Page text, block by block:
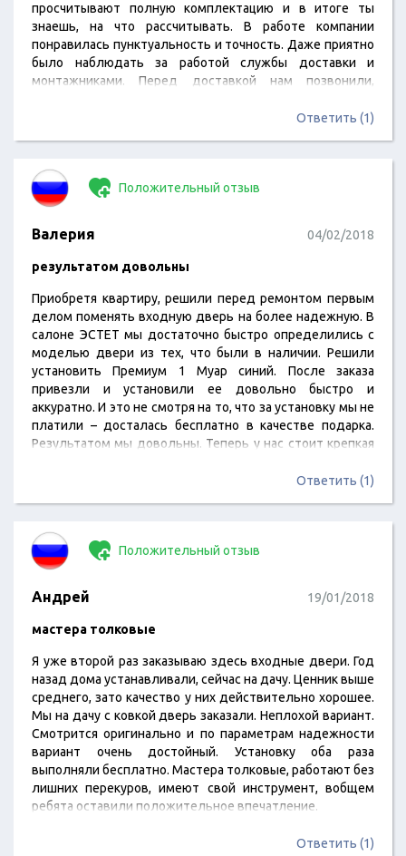
просчитывают полную комплектацию и в итоге ты
знаешь, на что рассчитывать. В работе компании
понравилась пунктуальность и точность. Даже приятно
было наблюдать за работой службы доставки и
монтажниками. Перед доставкой нам позвонили,
готовишь себя к множеству проблем, это ведь ремонт))
Ответить (1)
Положительный отзыв
Валерия 04/02/2018
результатом довольны
Приобретя квартиру, решили перед ремонтом первым
делом поменять входную дверь на более надежную. В
салоне ЭСТЕТ мы достаточно быстро определились с
моделью двери из тех, что были в наличии. Решили
установить Премиум 1 Муар синий. После заказа
привезли и установили ее довольно быстро и
аккуратно. И это не смотря на то, что за установку мы не
платили – досталась бесплатно в качестве подарка.
Результатом мы довольны. Теперь у нас стоит крепкая
Ответить (1)
Положительный отзыв
Андрей 19/01/2018
мастера толковые
Я уже второй раз заказываю здесь входные двери. Год
назад дома устанавливали, сейчас на дачу. Ценник выше
среднего, зато качество у них действительно хорошее.
Мы на дачу с ковкой дверь заказали. Неплохой вариант.
Смотрится оригинально и по параметрам надежности
вариант очень достойный. Установку оба раза
выполняли бесплатно. Мастера толковые, работают без
лишних перекуров, имеют свой инструмент, вобщем
ребята оставили положительное впечатление.
Ответить (1)